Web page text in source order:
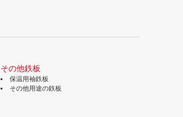
その他鉄板
保温用袖鉄板
その他用途の鉄板